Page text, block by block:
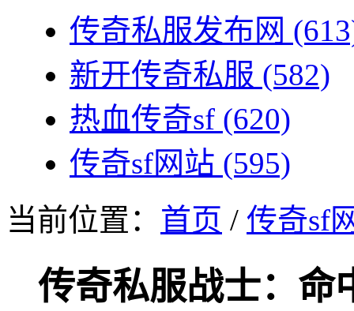
传奇私服发布网
新开传奇私服 (582)
热血传奇sf (620)
传奇sf网站 (595)
当前位置： 首页 / 传奇sf
传奇私服战士：命